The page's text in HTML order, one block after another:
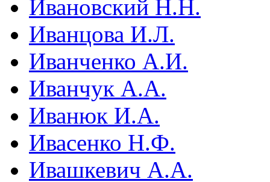
Ивановский Н.Н.
Иванцова И.Л.
Иванченко А.И.
Иванчук А.А.
Иванюк И.А.
Ивасенко Н.Ф.
Ивашкевич А.А.